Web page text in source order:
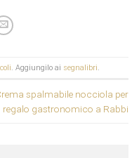
. Aggiungilo ai segnalibri.
spalmabile nocciola per
regalo gastronomico a Rabbi